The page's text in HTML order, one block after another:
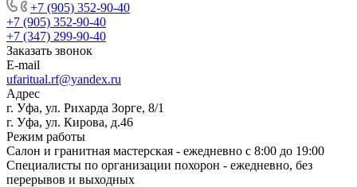
+7 (905) 352-90-40
+7 (905) 352-90-40
+7 (347) 299-90-40
Заказать звонок
E-mail
ufaritual.rf@yandex.ru
Адрес
г. Уфа, ул. Рихарда Зорге, 8/1
г. Уфа, ул. Кирова, д.46
Режим работы
Салон и гранитная мастерская - ежедневно с 8:00 до 19:00
Специалисты по организации похорон - ежедневно, без
перерывов и выходных